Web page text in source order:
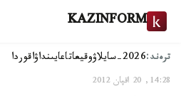
KAZINFORM
ترەند:2026-سايلاۋ وقيعاتاعايىنداۋاقوردا
14:28, 20 اقپان 2012